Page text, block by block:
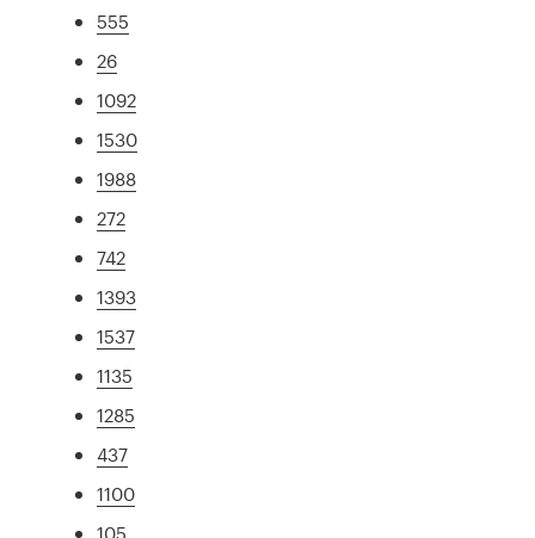
555
26
1092
1530
1988
272
742
1393
1537
1135
1285
437
1100
105